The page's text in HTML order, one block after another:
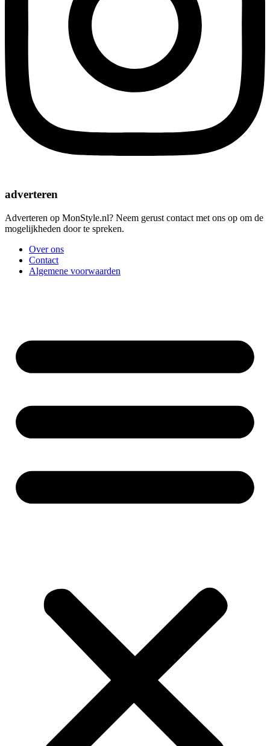
adverteren
Adverteren op MonStyle.nl? Neem gerust contact met ons op om de
mogelijkheden door te spreken.
Over ons
Contact
Algemene voorwaarden